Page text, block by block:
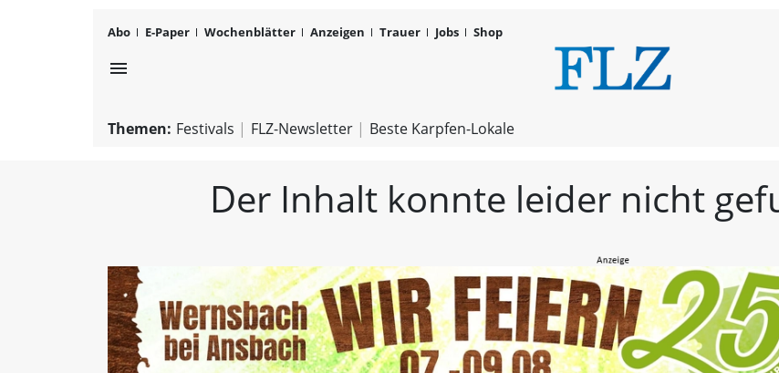
Abo E-Paper Wochenblätter Anzeigen Trauer Jobs Shop
menu FLZ –
Themen: Festivals FLZ-Newsletter Beste Karpfen-Lokale
Der Inhalt konnte leider nicht